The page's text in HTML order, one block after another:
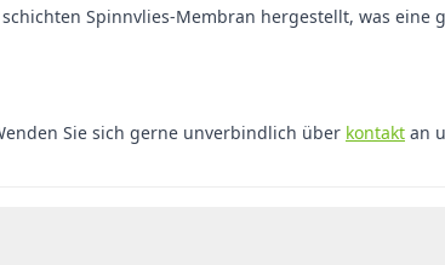
Spinnvlies-Membran hergestellt, was
Sie sich gerne unverbindlich über kontakt an